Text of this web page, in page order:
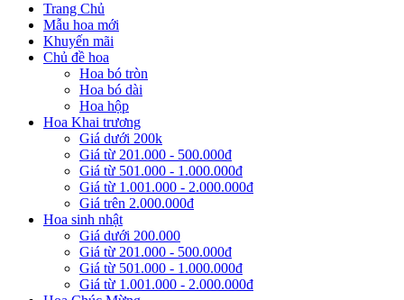
Trang Chủ
Mẫu hoa mới
Khuyến mãi
Chủ đề hoa
Hoa bó tròn
Hoa bó dài
Hoa hộp
Hoa Khai trương
Giá dưới 200k
Giá từ 201.000 - 500.000đ
Giá từ 501.000 - 1.000.000đ
Giá từ 1.001.000 - 2.000.000đ
Giá trên 2.000.000đ
Hoa sinh nhật
Giá dưới 200.000
Giá từ 201.000 - 500.000đ
Giá từ 501.000 - 1.000.000đ
Giá từ 1.001.000 - 2.000.000đ